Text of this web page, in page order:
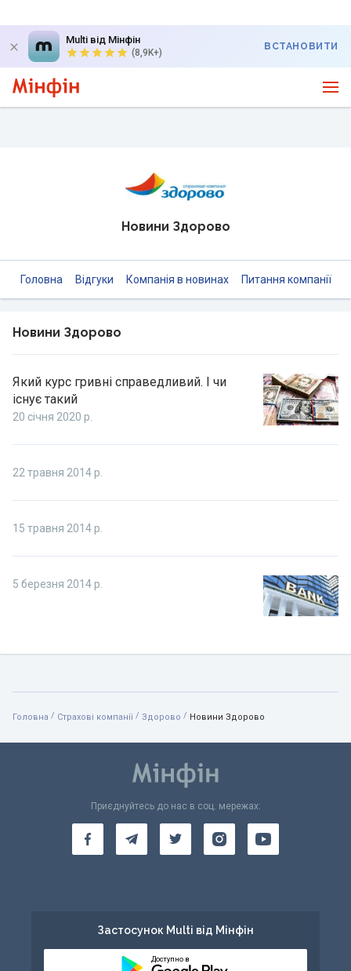
Multi від Мінфін
(8,9K+)
ВСТАНОВИТИ
Новини Здорово
Головна Відгуки Компанія в новинах Питання компанії
Новини Здорово
Який курс гривні справедливий. І чи
існує такий
20 січня 2020 р.
22 травня 2014 р.
15 травня 2014 р.
5 березня 2014 р.
Головна / Страхові компанії / Здорово / Новини Здорово
Приєднуйтесь до нас в соц. мережах:
Застосунок Multi від Мінфін
Доступно в